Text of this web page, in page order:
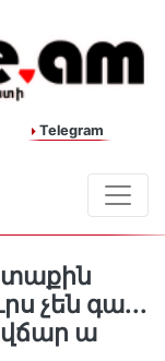
Telegram
չեն գա․․․
ա